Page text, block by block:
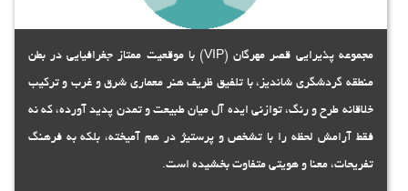
مجموعه پذیرایی قصر مهرگان (VIP) با موقعیت ممتاز جغرافیایی در بطن
منطقه گردشگری شاندیز، با تلفیق ظریف هنر معماری شرق و غرب و ترکیب
خلاقانه طرح و رنگ، توازنی ایده آل میان طبیعت و تمدن پدید آورده، که نه
فقط آرامش لحظه را با تشخص و پرستیژ در هم آمیخته، بلکه به فرهنگ
تفریحات، معنا و هویتی متفاوت بخشیده است.